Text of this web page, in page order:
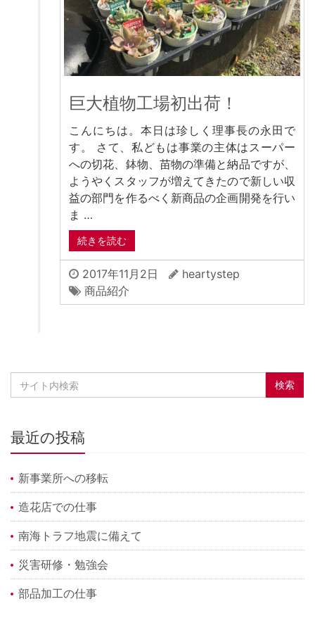
巨大植物工場初出荷！
こんにちは。本日は珍しく理事長の永田で
す。 さて、私どもは事業の主体はスーパー
への切花、鉢物、苗物の準備と納品ですが、
ようやくスタッフが増えてきたので新しい収
益の部門を作るべく新商品の企画開発を行い
ま …
続きを読む
2017年11月2日
heartystep
商品紹介
最近の投稿
新事業所への移転
造花店での仕事
南海トラフ地震に備えて
災害研修・勉強会
部品加工の仕事